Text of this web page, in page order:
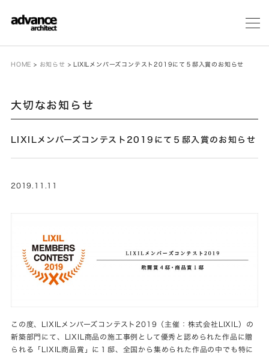
メ
HOME > お知らせ > LIXILメンバーズコンテスト2019にて５邸入賞のお知らせ
大切なお知らせ
LIXILメンバーズコンテスト2019にて５邸入賞のお知らせ
2019.11.11
この度、LIXILメンバーズコンテスト2019（主催：株式会社LIXIL）の
新築部門にて、LIXIL商品の施工事例として優秀と認められた作品に贈
られる「LIXIL商品賞」に１邸、全国から集められた作品の中でも特に